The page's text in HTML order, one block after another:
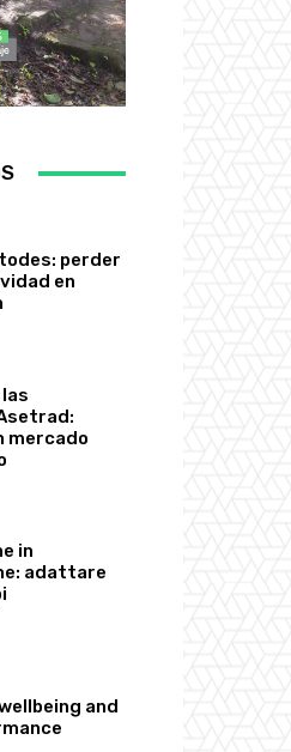
perder
en
las
mercado
in
adattare
and